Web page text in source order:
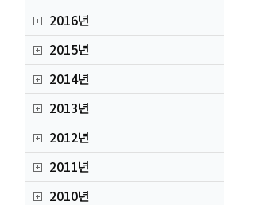
2016년
2015년
2014년
2013년
2012년
2011년
2010년